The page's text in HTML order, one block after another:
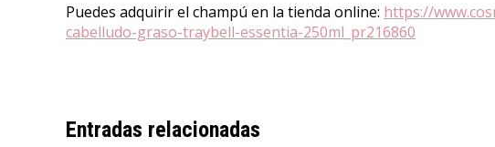
Puedes adquirir el champú en la tienda online: https://
cabelludo-graso-traybell-essentia-250ml_pr216860
Entradas relacionadas